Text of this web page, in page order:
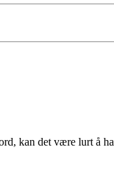
kan det være lurt å